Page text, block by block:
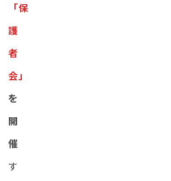
「保
護
者
会」
を
開
催
す